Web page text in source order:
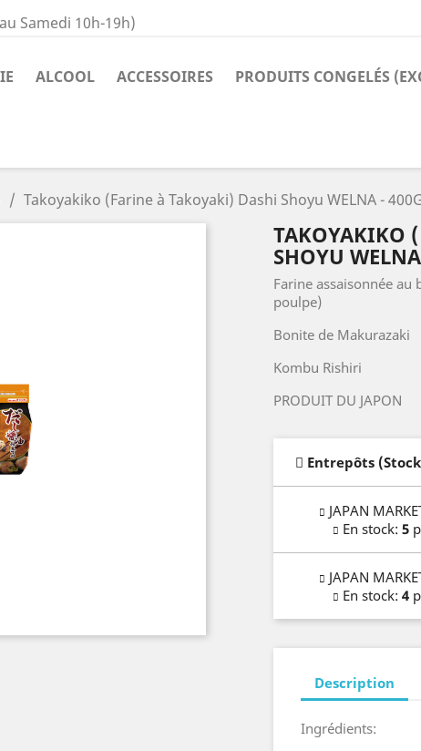
Samedi 10h-19h)
ALCOOL ACCESSOIRES PRODUITS CONGELÉS
Takoyakiko (Farine à Takoyaki) Dashi Shoyu WELNA -
TAKOYAKIKO
SHOYU
Farine assaisonnée
poulpe)
Bonite de Makurazaki
Kombu Rishiri
PRODUIT DU JAPON
Entrepôts
JAPAN
En stock: 5
JAPAN
En stock: 4
Description
Ingrédients: